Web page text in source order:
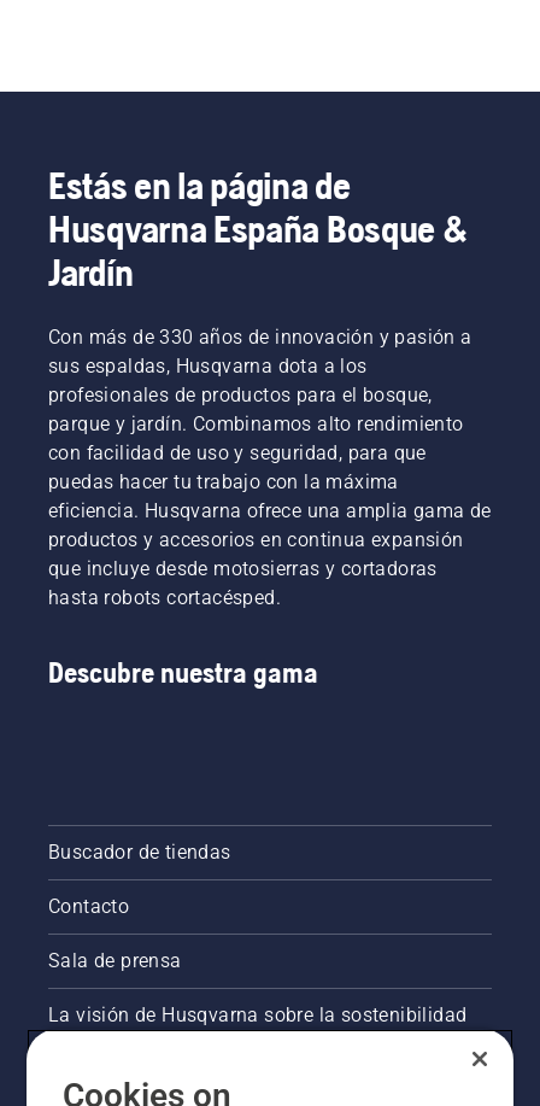
Estás en la página de
Husqvarna España Bosque &
Jardín
Con más de 330 años de innovación y pasión a
sus espaldas, Husqvarna dota a los
profesionales de productos para el bosque,
parque y jardín. Combinamos alto rendimiento
con facilidad de uso y seguridad, para que
puedas hacer tu trabajo con la máxima
eficiencia. Husqvarna ofrece una amplia gama de
productos y accesorios en continua expansión
que incluye desde motosierras y cortadoras
hasta robots cortacésped.
Descubre nuestra gama
Buscador de tiendas
Contacto
Sala de prensa
La visión de Husqvarna sobre la sostenibilidad
Cookies on